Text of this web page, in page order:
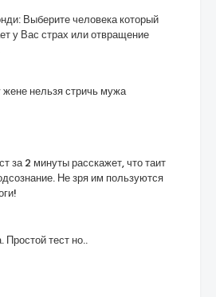
Выберите человека который
у Вас страх или отвращение
нельзя стричь мужа
за 2 минуты расскажет, что таит
Не зря им пользуются
Простой тест но..